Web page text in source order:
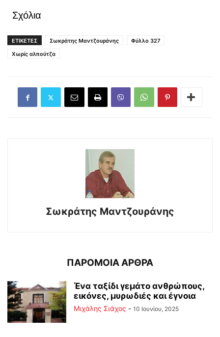
Σχόλια
ΕΤΙΚΕΤΕΣ Σωκράτης Μαντζουράνης
Φύλλο 327
Χωρίς αλπούτζα
Σωκράτης Μαντζουράνης
ΠΑΡΟΜΟΙΑ ΑΡΘΡΑ
Ένα ταξίδι γεμάτο ανθρώπους,
εικόνες, μυρωδιές και έγνοια
Μιχάλης Σιάχος - 10 Ιουνίου, 2025